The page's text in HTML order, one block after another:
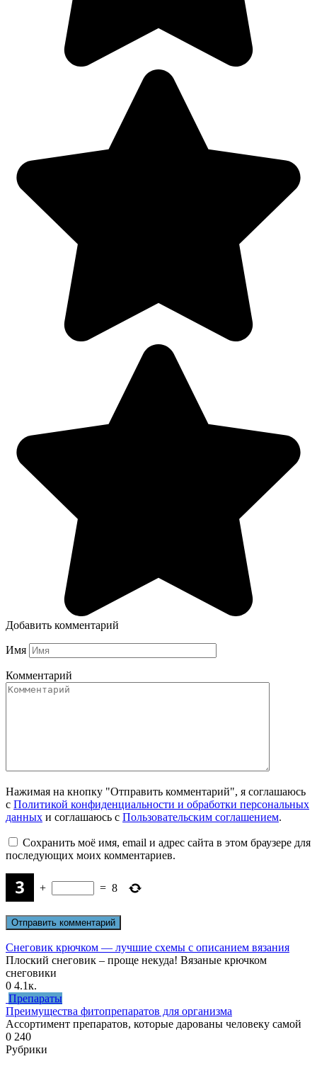
Добавить комментарий
Имя
Комментарий
Нажимая на кнопку "Отправить комментарий", я соглашаюсь
с Политикой конфиденциальности и обработки персональных
данных и соглашаюсь с Пользовательским соглашением.
Сохранить моё имя, email и адрес сайта в этом браузере для
последующих моих комментариев.
+ = 8
Снеговик крючком — лучшие схемы с описанием вязания
Плоский снеговик – проще некуда! Вязаные крючком
снеговики
0 4.1к.
Препараты
Преимущества фитопрепаратов для организма
Ассортимент препаратов, которые дарованы человеку самой
0 240
Рубрики